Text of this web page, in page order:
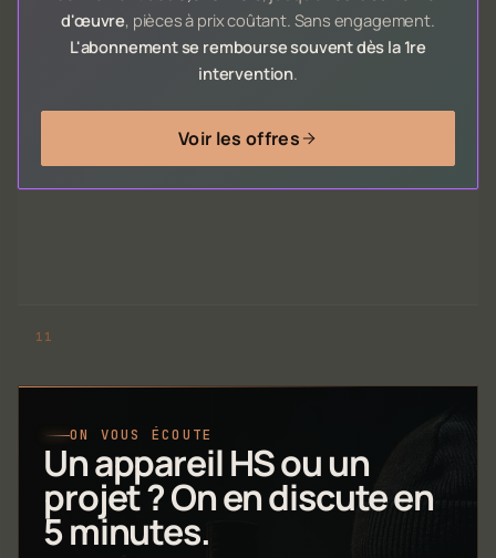
d'œuvre, pièces à prix coûtant. Sans engagement.
L'abonnement se rembourse souvent dès la 1re
intervention
Voir les offres
ON VOUS ÉCOUTE
Un appareil HS ou un
projet ? On en discute en
5 minutes.